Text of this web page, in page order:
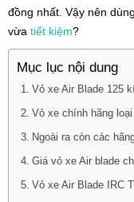
đồng nhất. Vậy nên
vừa tiết kiệm?
Mục lục nội dung
Vỏ xe Air Blade 125
Vỏ xe chính hãng
Ngoài ra còn các
Giá vỏ xe Air blade
Vỏ xe Air Blade IRC